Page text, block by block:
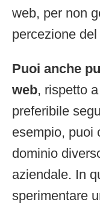
web, per non
percezione del
Puoi anche
web, rispetto
preferibile
esempio, puoi
dominio
aziendale. In
sperimentare